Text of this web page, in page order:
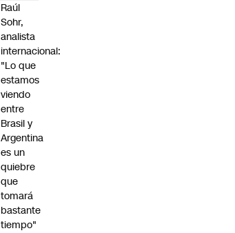
Raúl
Sohr,
analista
internacional:
"Lo que
estamos
viendo
entre
Brasil y
Argentina
es un
quiebre
que
tomará
bastante
tiempo"